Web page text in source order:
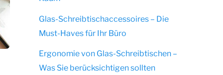
Glas-Schreibtischaccessoires – Die
Must-Haves für Ihr Büro
Ergonomie von Glas-Schreibtischen –
Was Sie berücksichtigen sollten